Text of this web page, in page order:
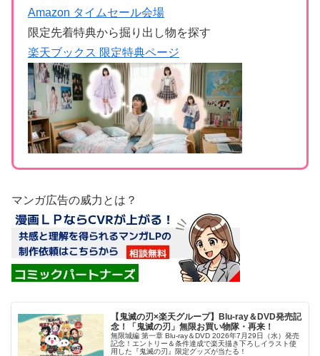
Amazon タイムセール会場
限定先着特典から掘り出し物を探す
楽天ブックス 限定特典ページ
マンガ広告の威力とは？
【鬼滅の刃×楽天グループ】Blu-ray＆DVD発売記
念！「鬼滅の刃」無限お買い物隊・再来！
無限城編 第一章 Blu-ray＆DVD 2026年7月29日（水）発売
記念！エントリー＆条件達成で楽天描き下ろしイラスト使
用した『鬼滅の刃』限定グッズが当たる！